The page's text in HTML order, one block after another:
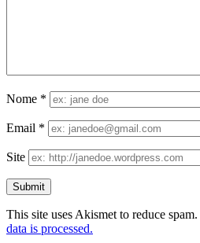
Nome *
Email *
Site
This site uses Akismet to reduce spam.
data is processed.